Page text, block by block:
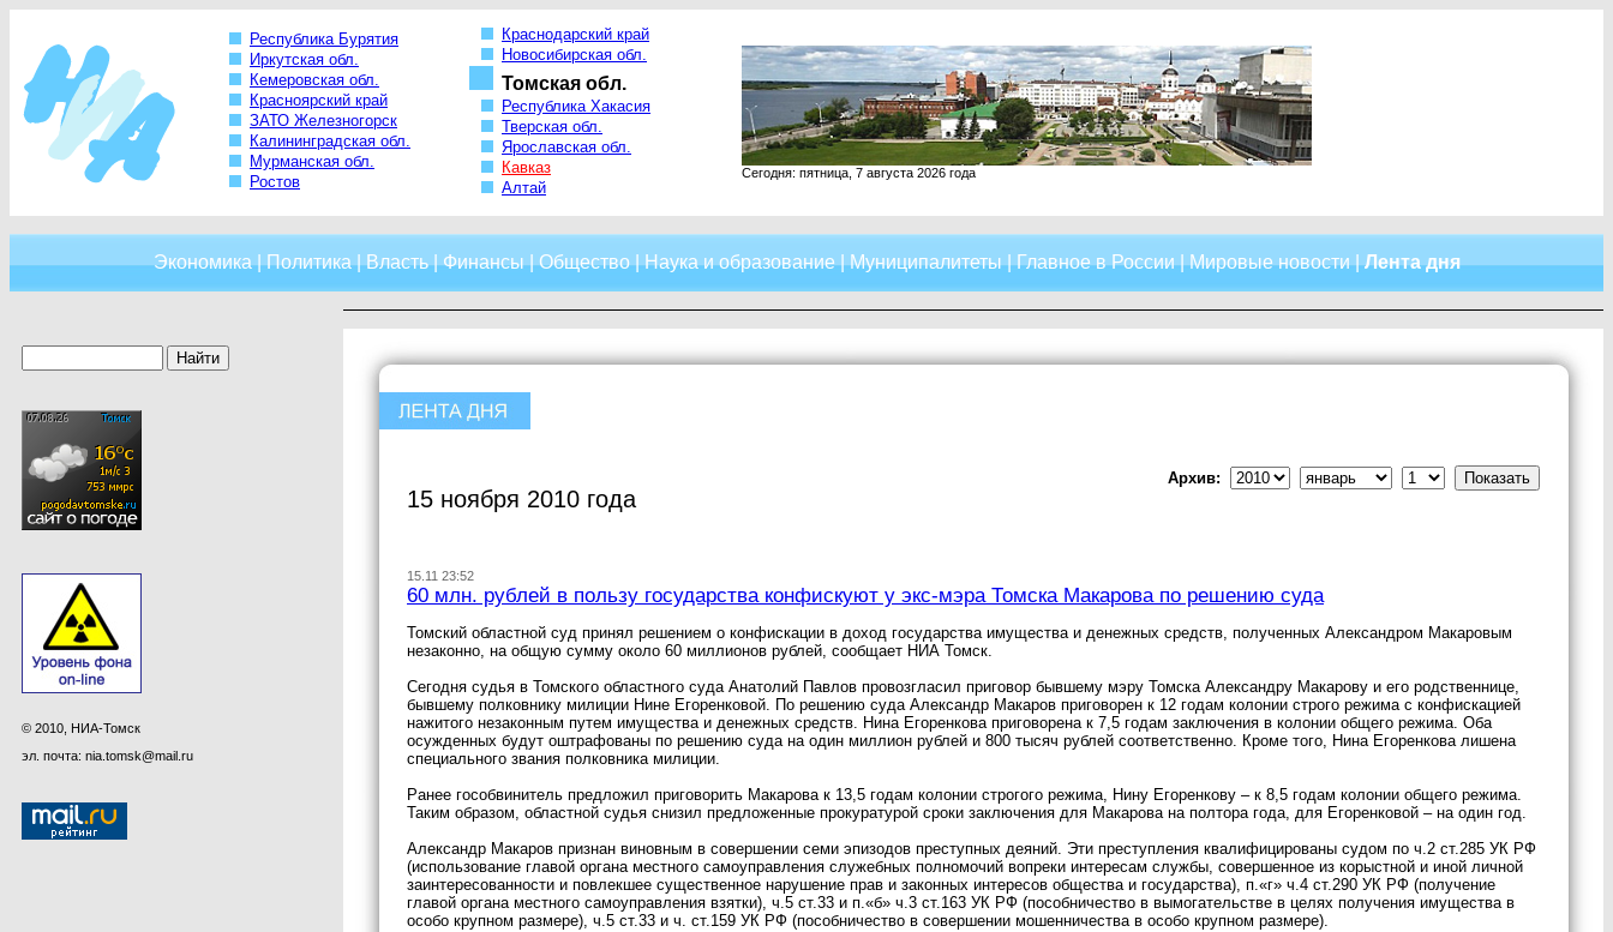
Республика Бурятия
Иркутская обл.
Кемеровская обл.
Красноярский край
ЗАТО Железногорск
Калининградская обл.
Мурманская обл.
Ростов
Краснодарский край
Новосибирская обл.
Томская обл.
Республика Хакасия
Тверская обл.
Ярославская обл.
Кавказ
Алтай
Сегодня: пятница, 7 августа 2026 года
Экономика|Политика|Власть|Финансы|Общество|Наука и образование|Муниципалитеты|Главное в России|Мировые новости|Лента дня
© 2010, НИА-Томск
эл. почта: nia.tomsk@mail.ru
15 ноября 2010 года
Архив:
15.11 23:52
60 млн. рублей в пользу государства конфискуют у экс-мэра Томска Макарова по решению суда
Томский областной суд принял решением о конфискации в доход государства имущества и денежных средств, полученных Александром Макаровым
незаконно, на общую сумму около 60 миллионов рублей, сообщает НИА Томск.
Сегодня судья в Томского областного суда Анатолий Павлов провозгласил приговор бывшему мэру Томска Александру Макарову и его родственнице,
бывшему полковнику милиции Нине Егоренковой. По решению суда Александр Макаров приговорен к 12 годам колонии строго режима с конфискацией
нажитого незаконным путем имущества и денежных средств. Нина Егоренкова приговорена к 7,5 годам заключения в колонии общего режима. Оба
осужденных будут оштрафованы по решению суда на один миллион рублей и 800 тысяч рублей соответственно. Кроме того, Нина Егоренкова лишена
специального звания полковника милиции.
Ранее гособвинитель предложил приговорить Макарова к 13,5 годам колонии строгого режима, Нину Егоренкову – к 8,5 годам колонии общего режима.
Таким образом, областной судья снизил предложенные прокуратурой сроки заключения для Макарова на полтора года, для Егоренковой – на один год.
Александр Макаров признан виновным в совершении семи эпизодов преступных деяний. Эти преступления квалифицированы судом по ч.2 ст.285 УК РФ
(использование главой органа местного самоуправления служебных полномочий вопреки интересам службы, совершенное из корыстной и иной личной
заинтересованности и повлекшее существенное нарушение прав и законных интересов общества и государства), п.«г» ч.4 ст.290 УК РФ (получение
главой органа местного самоуправления взятки), ч.5 ст.33 и п.«б» ч.3 ст.163 УК РФ (пособничество в вымогательстве в целях получения имущества в
особо крупном размере), ч.5 ст.33 и ч. ст.159 УК РФ (пособничество в совершении мошенничества в особо крупном размере).